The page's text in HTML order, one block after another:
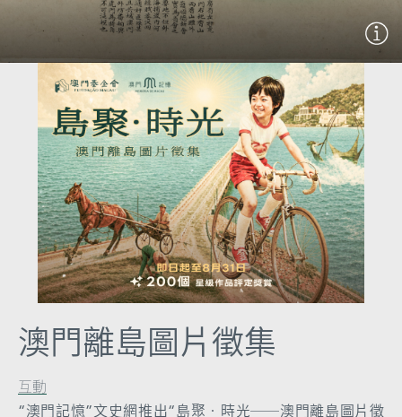
索
巴
士
教
澳門離島圖片徵集
互動
“澳門記憶”文史網推出“島聚‧時光──澳門離島圖片徵